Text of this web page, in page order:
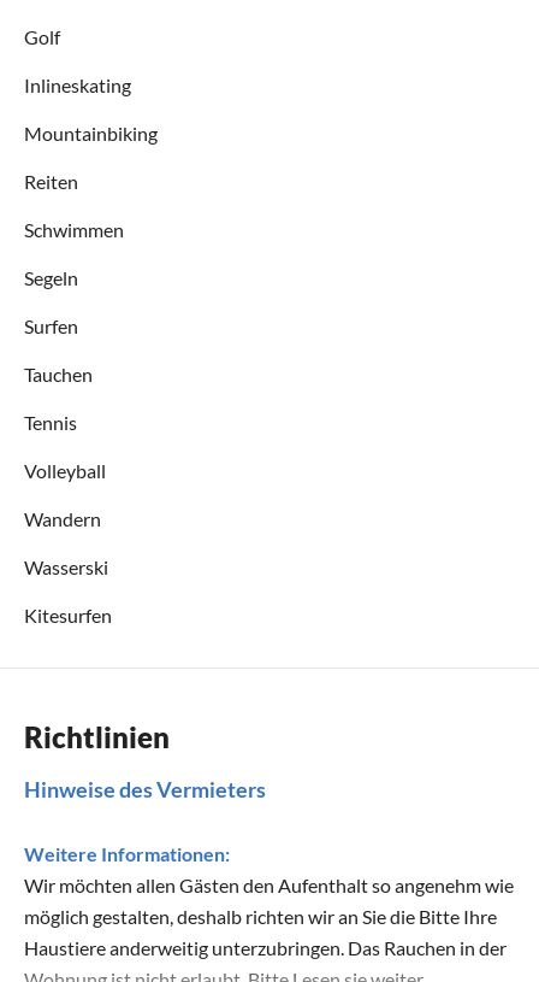
Golf
Inlineskating
Mountainbiking
Reiten
Schwimmen
Segeln
Surfen
Tauchen
Tennis
Volleyball
Wandern
Wasserski
Kitesurfen
Richtlinien
Hinweise des Vermieters
Weitere Informationen:
Wir möchten allen Gästen den Aufenthalt so angenehm wie
möglich gestalten, deshalb richten wir an Sie die Bitte Ihre
Haustiere anderweitig unterzubringen. Das Rauchen in der